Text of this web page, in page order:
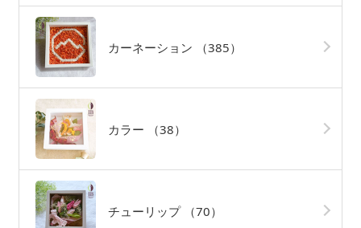
カーネーション （385）
カラー （38）
チューリップ （70）